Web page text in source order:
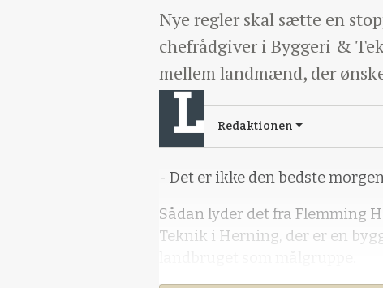
Nye regler skal sætte en
chefrådgiver i Byggeri &
mellem landmænd, der
Redaktionen
- Det er ikke den bedste
Sådan lyder det fra Flemming
Teknik i Herning, der er en